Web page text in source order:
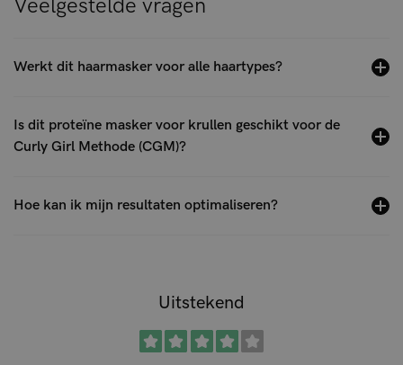
Veelgestelde vragen
Werkt dit haarmasker voor alle haartypes?
Is dit proteïne masker voor krullen geschikt voor de
Curly Girl Methode (CGM)?
Hoe kan ik mijn resultaten optimaliseren?
Uitstekend